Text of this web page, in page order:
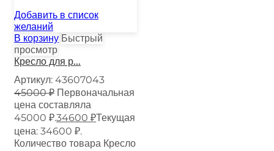
Добавить в список
желаний
В корзину Быстрый
просмотр
Кресло для р...
Артикул: 43607043
45000₽ Первоначальная
цена составляла
45000 ₽.34600 ₽Текущая
цена: 34600 ₽.
Количество товара Кресло